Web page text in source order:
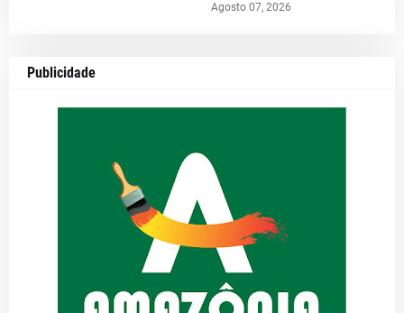
Agosto 07, 2026
Publicidade